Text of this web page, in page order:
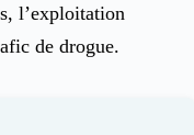
l’exploitation
de drogue.